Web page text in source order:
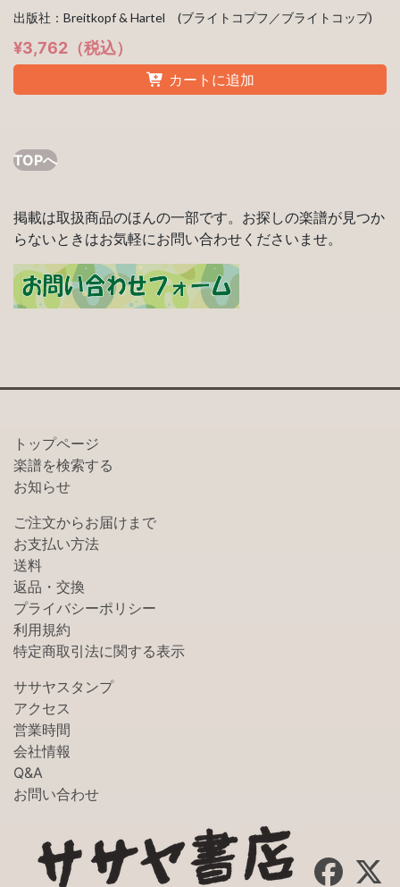
出版社：Breitkopf & Hartel (ブライトコプフ／ブライトコップ)
¥3,762（税込）
カートに追加
TOPへ
掲載は取扱商品のほんの一部です。お探しの楽譜が見つか
らないときはお気軽にお問い合わせくださいませ。
トップページ
楽譜を検索する
お知らせ
ご注文からお届けまで
お支払い方法
送料
返品・交換
プライバシーポリシー
利用規約
特定商取引法に関する表示
ササヤスタンプ
アクセス
営業時間
会社情報
Q&A
お問い合わせ